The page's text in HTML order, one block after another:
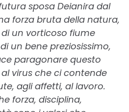
sposa Deianira dal
forza bruta della natura,
un vorticoso fiume
un bene preziosissimo,
paragonare questo
virus che ci contende
agli affetti, al lavoro.
forza, disciplina,